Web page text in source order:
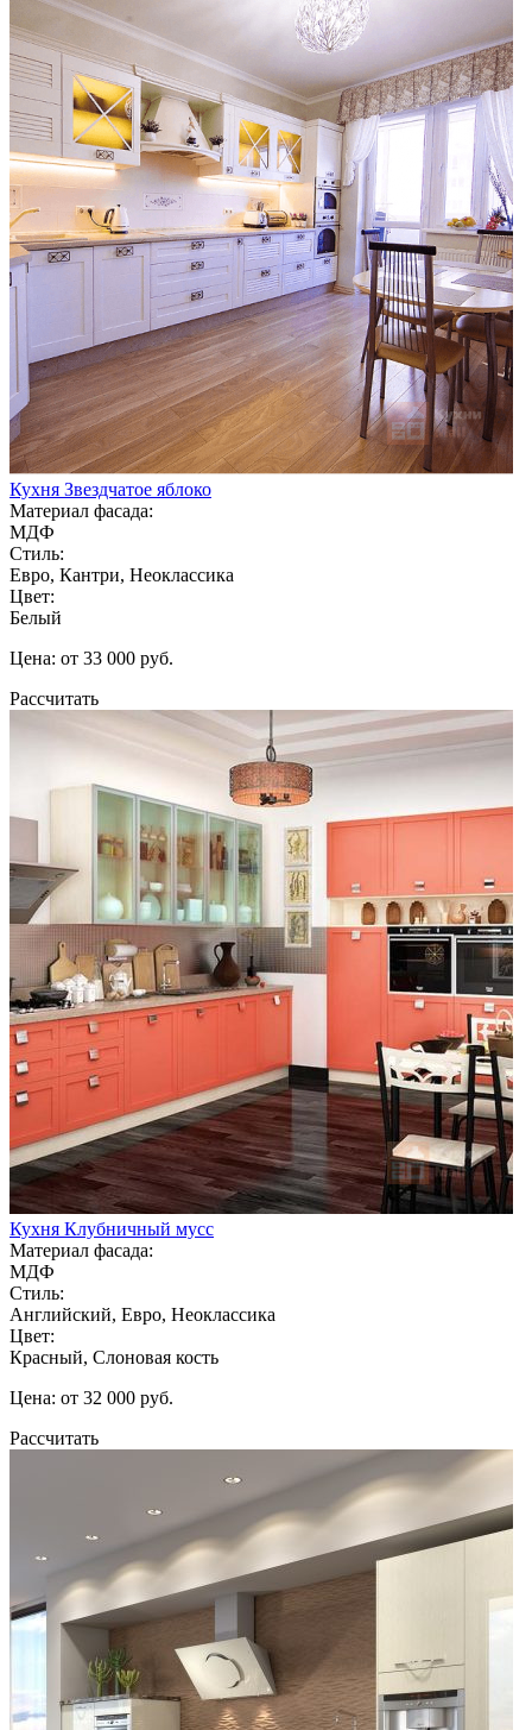
Кухня Звездчатое яблоко
Материал фасада:
МДФ
Стиль:
Евро, Кантри, Неоклассика
Цвет:
Белый
Цена: от 33 000 руб.
Рассчитать
Кухня Клубничный мусс
Материал фасада:
МДФ
Стиль:
Английский, Евро, Неоклассика
Цвет:
Красный, Слоновая кость
Цена: от 32 000 руб.
Рассчитать